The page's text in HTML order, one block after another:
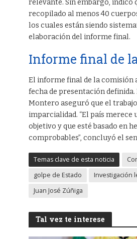
relevante. Sin embargo, indicó
recopilado al menos 40
los cuales están siendo
elaboración del informe final.
Informe final de
El informe final de la comisión
fecha de presentación
Montero aseguró que el
imparcialidad. “El país merece
objetivo y que esté basado en
comprobables”, concluyó el
Temas clave de esta noticia
golpe de Estado
Investigación
Juan José Zúñiga
Tal vez te interese